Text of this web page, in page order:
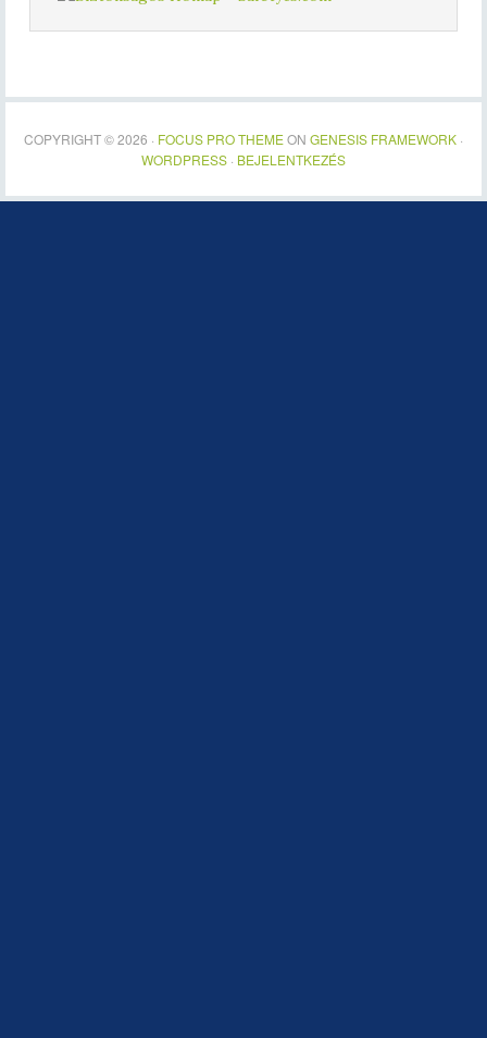
COPYRIGHT © 2026 · FOCUS PRO THEMEON GENESIS FRAMEWORK ·
WORDPRESS · BEJELENTKEZÉS